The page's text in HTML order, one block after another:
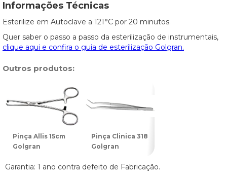
Informações Técnicas
Esterilize em Autoclave a 121°C por 20 minutos.
Quer saber o passo a passo da esterilização de instrumentais,
clique aqui e confira o guia de esterilização Golgran.
Outros produtos:
Pinça Allis 15cm
Golgran
Pinça Clinica 318
Golgran
Garantia: 1 ano contra defeito de Fabricação.